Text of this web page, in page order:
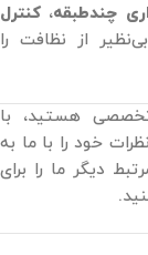
چندطبقه، کنترل
از نظافت را
تخصصی هستید، با
خود را با ما به
دیگر ما را برای